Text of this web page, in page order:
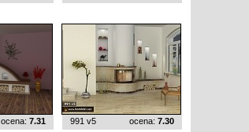
ocena: 7.31 991 v5 ocena: 7.30